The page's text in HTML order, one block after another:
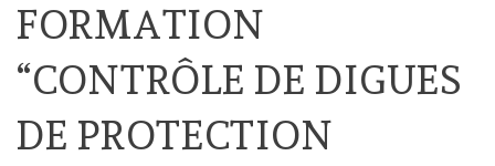
FORMATION
“CONTRÔLE DE DIGUES
DE PROTECTION